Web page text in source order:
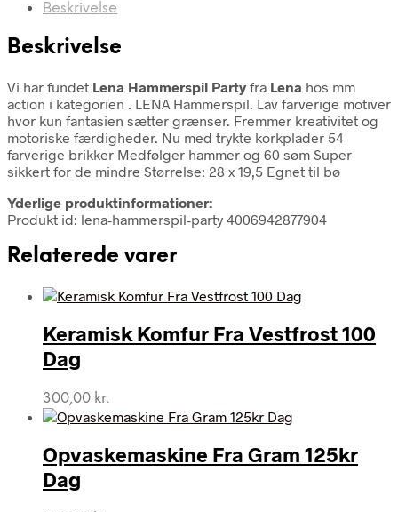
Beskrivelse
Beskrivelse
Vi har fundet Lena Hammerspil Partyfra Lena hos mm
action i kategorien . LENA Hammerspil. Lav farverige motiver
hvor kun fantasien sætter grænser. Fremmer kreativitet og
motoriske færdigheder. Nu med trykte korkplader 54
farverige brikker Medfølger hammer og 60 søm Super
sikkert for de mindre Størrelse: 28 x 19,5 Egnet til bø
Yderlige produktinformationer:
Produkt id: lena-hammerspil-party 4006942877904
Relaterede varer
Keramisk Komfur Fra Vestfrost 100
Dag
300,00 kr.
Opvaskemaskine Fra Gram 125kr
Dag